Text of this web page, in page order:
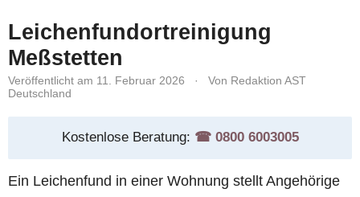
Leichenfundortreinigung
Meßstetten
Veröffentlicht am 11. Februar 2026 ·
Von Redaktion AST
Deutschland
Kostenlose Beratung: ☎︎ 0800 6003005
Ein Leichenfund in einer Wohnung stellt Angehörige